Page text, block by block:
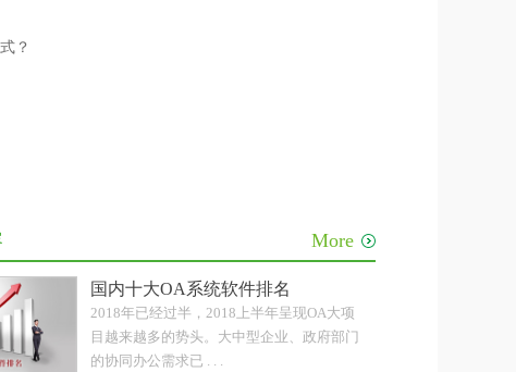
？
级
More
国内十大OA系统软件排名
2018年已经过半，2018上半年呈现OA大项
目越来越多的势头。大中型企业、政府部门
的协同办公需求已 . . .